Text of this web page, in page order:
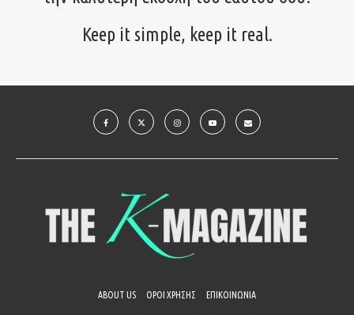
Keep it simple, keep it real.
ABOUT US ΟΡΟΙ ΧΡΗΣΗΣ ΕΠΙΚΟΙΝΩΝΙΑ